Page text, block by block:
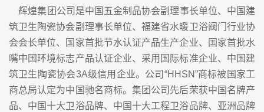
辉煌集团公司是中国五金制品协会副理事长单位、中国建
筑卫生陶瓷协会副理事长单位、福建省水暖卫浴阀门行业协
会会长单位、国家首批节水认证产品生产企业、国家首批水
嘴中国环境标志产品认证企业、采用国际标准企业、中国建
筑卫生陶瓷协会3A级信用企业。公司“HHSN”商标被国家工
商总局认定为中国驰名商标。集团公司先后荣获中国名牌产
品、中国十大卫浴品牌、中国十大工程卫浴品牌、亚洲品牌